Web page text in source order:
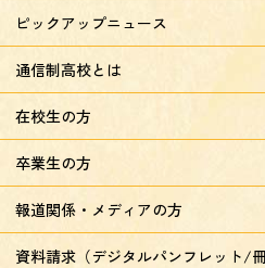
ピックアップニュース
通信制高校とは
在校生の方
卒業生の方
報道関係・メディアの方
資料請求（デジタルパンフレット/冊